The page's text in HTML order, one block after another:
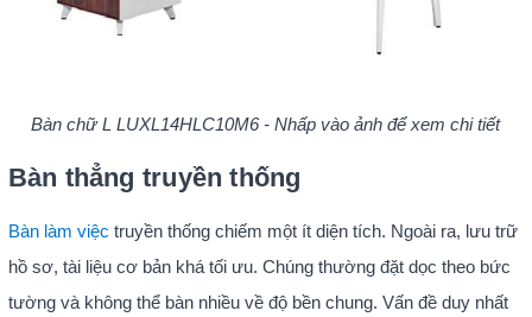
Bàn chữ L LUXL14HLC10M6 - Nhấp vào ảnh để xem chi tiết
Bàn thẳng truyền thống
Bàn làm việc truyền thống chiếm một ít diện tích. Ngoài ra, lưu trữ
hồ sơ, tài liệu cơ bản khá tối ưu. Chúng thường đặt dọc theo bức
tường và không thể bàn nhiều về độ bền chung. Vấn đề duy nhất